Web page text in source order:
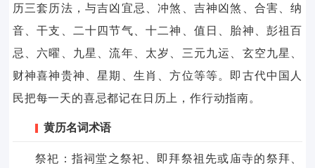
历三套历法，与吉凶宜忌、冲煞、吉神凶煞、合害、纳
音、干支、二十四节气、十二神、值日、胎神、彭祖百
忌、六曜、九星、流年、太岁、三元九运、玄空九星、
财神喜神贵神、星期、生肖、方位等等。即古代中国人
民把每一天的喜忌都记在日历上，作行动指南。
黄历名词术语
祭祀：指祠堂之祭祀、即拜祭祖先或庙寺的祭拜、